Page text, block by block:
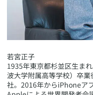
​若宮正子
1935年東京都杉並区生ま
波大学附属高等学校）卒
社。2016年からiPhoneア